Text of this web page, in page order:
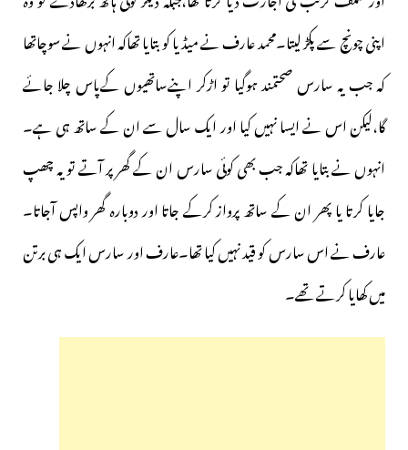
اپنی چونچ سے پکڑ لیتا۔محمد عارف نے میڈیا کو بتایا تھاکہ انہوں نے سوچاتھا
کہ جب یہ سارس صحتمند ہوگیا تو اڑکر اپنےساتھیوں کےپاس چلا جائے
گا،لیکن اس نے ایسا نہیں کیا اور ایک سال سے ان کے ساتھ ہی ہے۔
انہوں نے بتایا تھاکہ جب بھی کوئی سارس ان کے گھر پر آتے تو یہ چھپ
جایا کرتا یا پھر ان کے ساتھ پرواز کرکے جاتا اور دوبارہ گھر واپس آجاتا۔
عارف نے اس سارس کو قید نہیں کیا تھا۔عارف اور سارس ایک ہی برتن
میں کھایا کرتے تھے۔